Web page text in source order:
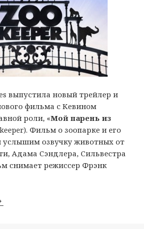
выпустила новый трейлер и
фильма с Кевином
роли, «Мой парень из
Фильм о зоопарке и его
услышим озвучку животных от
Адама Сэндлера, Сильвестра
снимает режиссер Фрэнк
комедии «Мой парень из